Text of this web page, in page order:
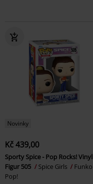
Novinky
Kč 439,00
Sporty Spice - Pop Rocks! Vinyl
Figur 505
Spice Girls
Funko
Pop!